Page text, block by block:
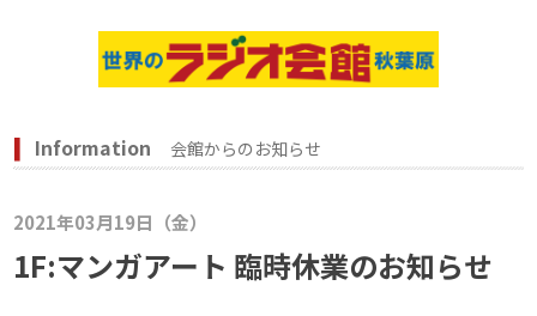
Information 会館からのお知らせ
2021年03月19日（金）
1F:マンガアート 臨時休業のお知らせ